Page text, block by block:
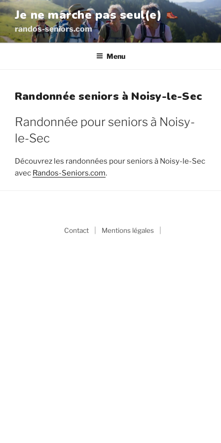
Aller
au
contenu
principal
Je ne marche pas seul(e)
randos-seniors.com
Menu
Randonnée seniors à Noisy-le-Sec
Randonnée pour seniors à Noisy-
le-Sec
Découvrez les randonnées pour seniors à Noisy-le-Sec
avec Randos-Seniors.com.
Contact Mentions légales